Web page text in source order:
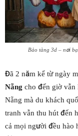
Bảo tàng 3d – nơi
Đã 2 năm kể từ ngày
Nẵng cho đến giờ
Nẵng mà du khách
tranh vẫn thu hút đến
cả mọi người đều hào